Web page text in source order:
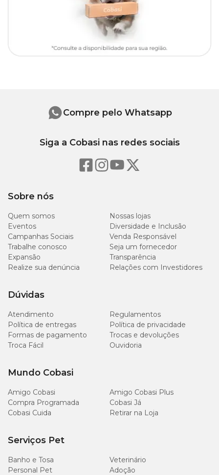
Sobre nós
Quem somos
Nossas lojas
Eventos
Diversidade e Inclusão
Campanhas Sociais
Venda Responsável
Trabalhe conosco
Seja um fornecedor
Expansão
Transparência
Realize sua denúncia
Relações com Investidores
Dúvidas
Atendimento
Regulamentos
Política de entregas
Política de privacidade
Formas de pagamento
Trocas e devoluções
Troca Fácil
Ouvidoria
Mundo Cobasi
Amigo Cobasi
Amigo Cobasi Plus
Compra Programada
Cobasi Já
Cobasi Cuida
Retirar na Loja
Serviços Pet
Banho e Tosa
Veterinário
Personal Pet
Adoção
Compre pelo Whatsapp
Siga a Cobasi nas redes sociais